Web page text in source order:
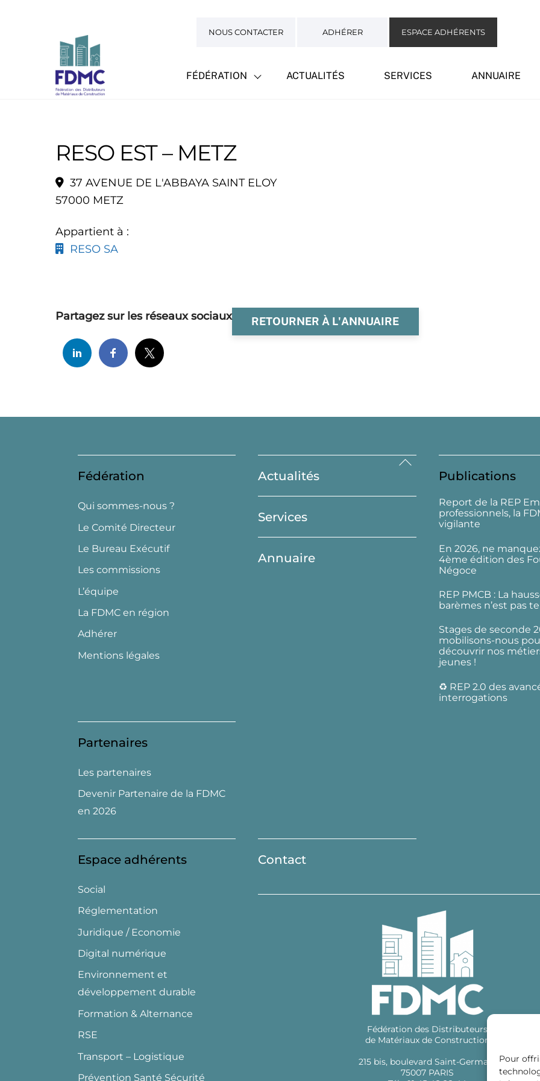
Pour
NOUS CONTACTER ADHÉRER ESPACE ADHÉRENTS
FÉDÉRATION ACTUALITÉS SERVICES ANNUAIRE
RESO EST – METZ
37 AVENUE DE L'ABBAYA SAINT ELOY
57000 METZ
Appartient à :
RESO SA
RETOURNER À L'ANNUAIRE
Partagez sur les réseaux sociaux
Back
Top
Fédération
Qui sommes-nous ?
Le Comité Directeur
Le Bureau Exécutif
Les commissions
L’équipe
La FDMC en région
Adhérer
Mentions légales
Actualités
Services
Annuaire
Publications
Report de la REP
professionnels, la
vigilante
En 2026, ne
4ème édition des
Négoce
REP PMCB : La
barèmes n’est pas
Stages de seconde
mobilisons-nous
découvrir nos
jeunes !
♻️ REP 2.0 des
interrogations
Partenaires
Les partenaires
Devenir Partenaire de la FDMC
en 2026
Espace adhérents
Social
Réglementation
Juridique / Economie
Digital numérique
Environnement et
développement durable
Formation & Alternance
RSE
Transport – Logistique
Prévention Santé Sécurité
Contact
Fédération des Distributeurs
de Matériaux de Construction
215 bis, boulevard Saint-Germain
75007 PARIS